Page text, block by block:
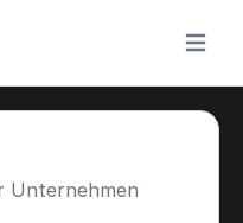
Menü